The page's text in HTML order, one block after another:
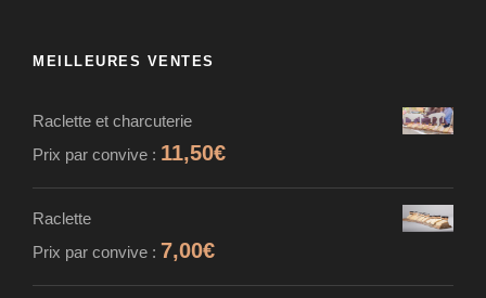
MEILLEURES VENTES
Raclette et charcuterie
Prix par convive : 11,50€
Raclette
Prix par convive : 7,00€